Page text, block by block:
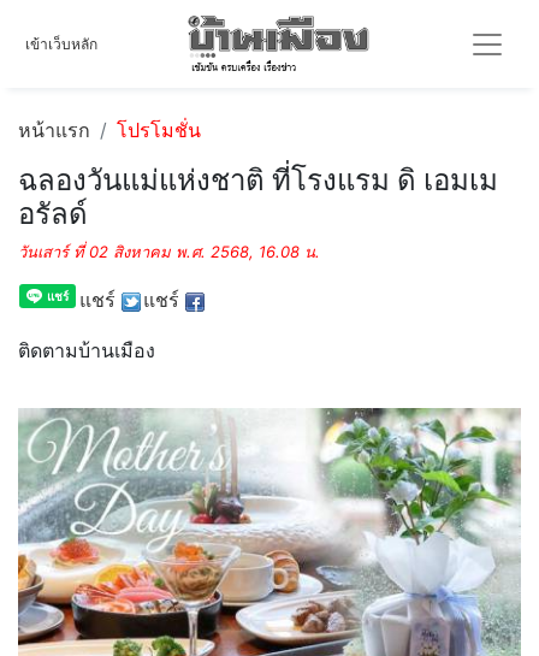
เข้าเว็บหลัก
หน้าแรก โปรโมชั่น
ฉลองวันแม่แห่งชาติ ที่โรงแรม ดิ เอมเม
อรัลด์
วันเสาร์ ที่ 02 สิงหาคม พ.ศ. 2568, 16.08 น.
แชร์ แชร์
ติดตามบ้านเมือง